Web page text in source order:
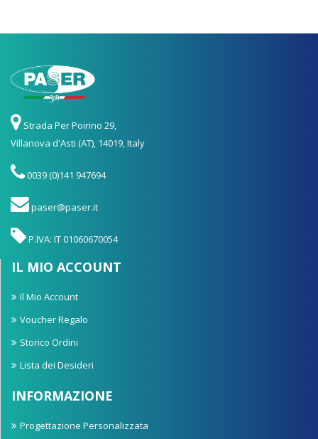
Strada Per Poirino 29,
Villanova d'Asti (AT), 14019, Italy
0039 (0)141 947694
paser@paser.it
P.IVA: IT 01060670054
IL MIO ACCOUNT
Il Mio Account
Voucher Regalo
Storico Ordini
Lista dei Desideri
INFORMAZIONE
Progettazione Personalizzata